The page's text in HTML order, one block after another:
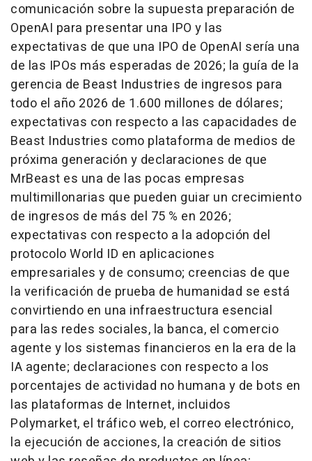
comunicación sobre la supuesta preparación de
OpenAI para presentar una IPO y las
expectativas de que una IPO de OpenAI sería una
de las IPOs más esperadas de 2026; la guía de la
gerencia de Beast Industries de ingresos para
todo el año 2026 de 1.600 millones de dólares;
expectativas con respecto a las capacidades de
Beast Industries como plataforma de medios de
próxima generación y declaraciones de que
MrBeast es una de las pocas empresas
multimillonarias que pueden guiar un crecimiento
de ingresos de más del 75 % en 2026;
expectativas con respecto a la adopción del
protocolo World ID en aplicaciones
empresariales y de consumo; creencias de que
la verificación de prueba de humanidad se está
convirtiendo en una infraestructura esencial
para las redes sociales, la banca, el comercio
agente y los sistemas financieros en la era de la
IA agente; declaraciones con respecto a los
porcentajes de actividad no humana y de bots en
las plataformas de Internet, incluidos
Polymarket, el tráfico web, el correo electrónico,
la ejecución de acciones, la creación de sitios